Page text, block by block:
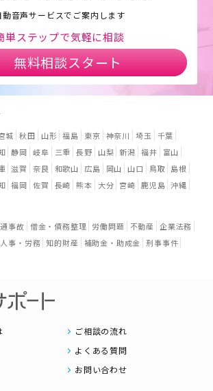
動音声サービスでご案内します
単ステップで気軽に相談
無料相談スタート
城 秋田 山形 福島 東京 神奈川 埼玉
千葉
静岡 岐阜 三重 長野 山梨 新潟 福井
富山
滋賀 奈良 和歌山 広島 岡山 山口 鳥取
島根
福岡 佐賀 長崎 熊本 大分 宮崎 鹿児島 沖縄
事故 借金・債務整理 労働問題 不動産 企業法務
人事・労務 知的財産 補助金・助成金 刑事事件
ご相談の流れ
よくある質問
お問い合わせ